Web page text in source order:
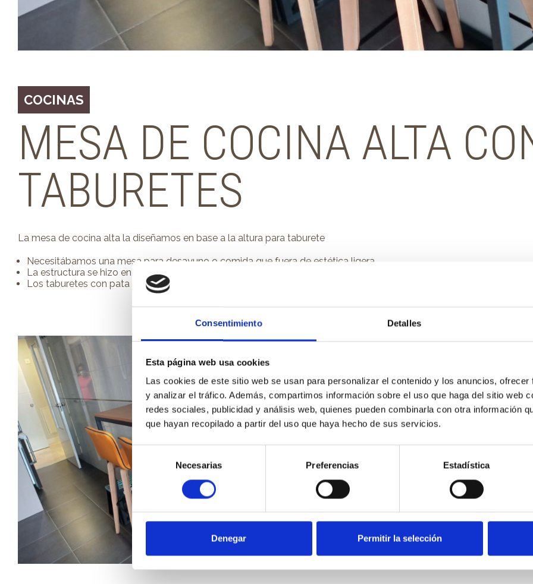
Consentimiento Detalles
Esta página web usa cookies
Las cookies de este sitio web se usan para personalizar el contenido y los anuncios,
y analizar el tráfico. Además, compartimos información sobre el uso que haga del sitio web
redes sociales, publicidad y análisis web, quienes pueden combinarla con otra información
que hayan recopilado a partir del uso que haya hecho de sus servicios.
Selección
consentimiento
Necesarias Preferencias Estadística
Denegar Permitir la selección
COCINAS
MESA DE COCINA ALTA
TABURETES
La mesa de cocina alta la diseñamos en base a la altura para taburete
Necesitábamos una mesa para desayuno o comida que fuera de estética ligera
La estructura se hizo en hierro negro con tapa de madera a medida
Los taburetes con pata de madera y tejido en color mostaza para dar un toque de color a la estancia